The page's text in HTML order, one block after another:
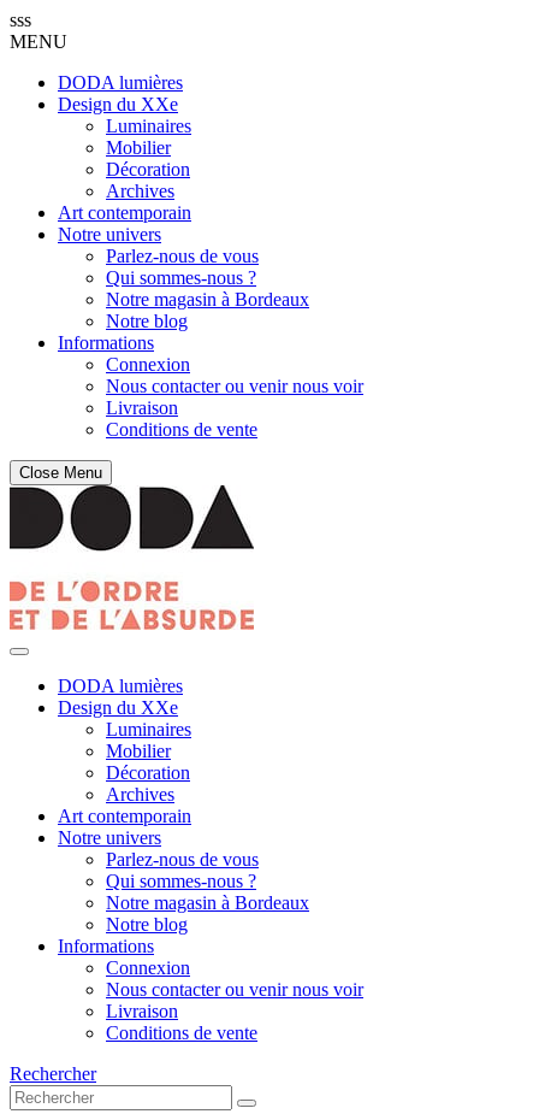
sss
MENU
DODA lumières
Design du XXe
Luminaires
Mobilier
Décoration
Archives
Art contemporain
Notre univers
Parlez-nous de vous
Qui sommes-nous ?
Notre magasin à Bordeaux
Notre blog
Informations
Connexion
Nous contacter ou venir nous voir
Livraison
Conditions de vente
Close Menu
DODA lumières
Design du XXe
Luminaires
Mobilier
Décoration
Archives
Art contemporain
Notre univers
Parlez-nous de vous
Qui sommes-nous ?
Notre magasin à Bordeaux
Notre blog
Informations
Connexion
Nous contacter ou venir nous voir
Livraison
Conditions de vente
Rechercher